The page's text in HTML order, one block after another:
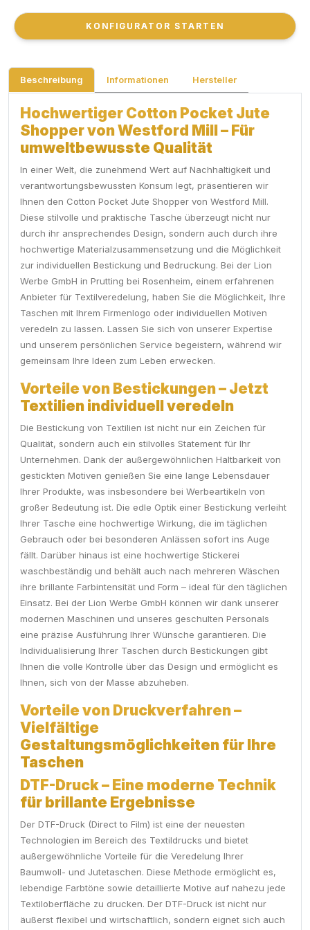
KONFIGURATOR STARTEN
KONFIGURATOR STARTEN
Beschreibung Informationen Hersteller
Hochwertiger Cotton Pocket Jute
Shopper von Westford Mill – Für
umweltbewusste Qualität
In einer Welt, die zunehmend Wert auf Nachhaltigkeit und
verantwortungsbewussten Konsum legt, präsentieren wir
Ihnen den Cotton Pocket Jute Shopper von Westford Mill.
Diese stilvolle und praktische Tasche überzeugt nicht nur
durch ihr ansprechendes Design, sondern auch durch ihre
hochwertige Materialzusammensetzung und die Möglichkeit
zur individuellen Bestickung und Bedruckung. Bei der Lion
Werbe GmbH in Prutting bei Rosenheim, einem erfahrenen
Anbieter für Textilveredelung, haben Sie die Möglichkeit, Ihre
Taschen mit Ihrem Firmenlogo oder individuellen Motiven
veredeln zu lassen. Lassen Sie sich von unserer Expertise
und unserem persönlichen Service begeistern, während wir
gemeinsam Ihre Ideen zum Leben erwecken.
Vorteile von Bestickungen – Jetzt
Textilien individuell veredeln
Die Bestickung von Textilien ist nicht nur ein Zeichen für
Qualität, sondern auch ein stilvolles Statement für Ihr
Unternehmen. Dank der außergewöhnlichen Haltbarkeit von
gestickten Motiven genießen Sie eine lange Lebensdauer
Ihrer Produkte, was insbesondere bei Werbeartikeln von
großer Bedeutung ist. Die edle Optik einer Bestickung verleiht
Ihrer Tasche eine hochwertige Wirkung, die im täglichen
Gebrauch oder bei besonderen Anlässen sofort ins Auge
fällt. Darüber hinaus ist eine hochwertige Stickerei
waschbeständig und behält auch nach mehreren Wäschen
ihre brillante Farbintensität und Form – ideal für den täglichen
Einsatz. Bei der Lion Werbe GmbH können wir dank unserer
modernen Maschinen und unseres geschulten Personals
eine präzise Ausführung Ihrer Wünsche garantieren. Die
Individualisierung Ihrer Taschen durch Bestickungen gibt
Ihnen die volle Kontrolle über das Design und ermöglicht es
Ihnen, sich von der Masse abzuheben.
Vorteile von Druckverfahren –
Vielfältige
Gestaltungsmöglichkeiten für Ihre
Taschen
DTF-Druck – Eine moderne Technik
für brillante Ergebnisse
Der DTF-Druck (Direct to Film) ist eine der neuesten
Technologien im Bereich des Textildrucks und bietet
außergewöhnliche Vorteile für die Veredelung Ihrer
Baumwoll- und Jutetaschen. Diese Methode ermöglicht es,
lebendige Farbtöne sowie detaillierte Motive auf nahezu jede
Textiloberfläche zu drucken. Der DTF-Druck ist nicht nur
äußerst flexibel und wirtschaftlich, sondern eignet sich auch